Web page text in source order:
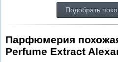
Подобрать
Парфюмерия
Perfume Extract